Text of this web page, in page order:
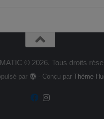
© 2026. Tous droits
par - Conçu par Thème